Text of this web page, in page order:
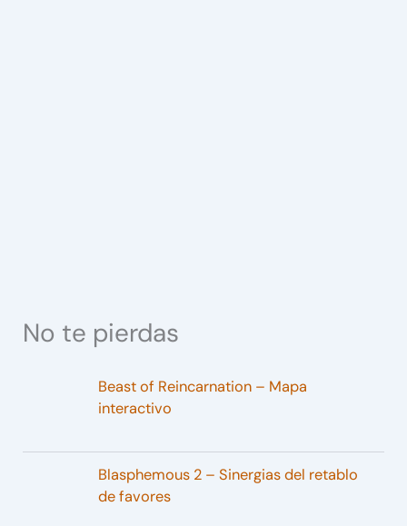
No te pierdas
Beast of Reincarnation – Mapa
interactivo
Blasphemous 2 – Sinergias del retablo
de favores